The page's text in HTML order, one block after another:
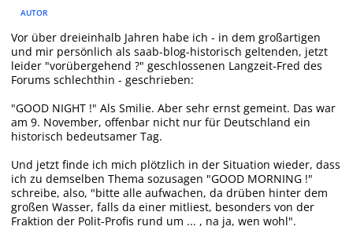
AUTOR
Vor über dreieinhalb Jahren habe ich - in dem großartigen
und mir persönlich als saab-blog-historisch geltenden, jetzt
leider "vorübergehend ?" geschlossenen Langzeit-Fred des
Forums schlechthin - geschrieben:
"GOOD NIGHT !" Als Smilie. Aber sehr ernst gemeint. Das war
am 9. November, offenbar nicht nur für Deutschland ein
historisch bedeutsamer Tag.
Und jetzt finde ich mich plötzlich in der Situation wieder, dass
ich zu demselben Thema sozusagen "GOOD MORNING !"
schreibe, also, "bitte alle aufwachen, da drüben hinter dem
großen Wasser, falls da einer mitliest, besonders von der
Fraktion der Polit-Profis rund um ... , na ja, wen wohl".